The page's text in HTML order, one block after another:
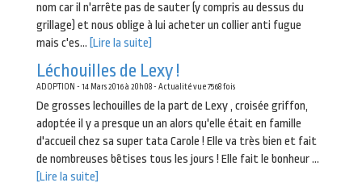
nom car il n'arrête pas de sauter (y compris au dessus du
grillage) et nous oblige à lui acheter un collier anti fugue
mais c'es... [Lire la suite]
Léchouilles de Lexy !
ADOPTION - 14 Mars 2016 à 20h08 - Actualité vue 7568 fois
De grosses lechouilles de la part de Lexy , croisée griffon,
adoptée il y a presque un an alors qu'elle était en famille
d'accueil chez sa super tata Carole ! Elle va très bien et fait
de nombreuses bêtises tous les jours ! Elle fait le bonheur ...
[Lire la suite]